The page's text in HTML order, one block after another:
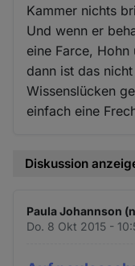
Kammer nichts
Und wenn er
eine Farce,
dann ist das
Wissenslücken
einfach eine
Diskussion
Paula Johannson
Do. 8 Okt 2015 -